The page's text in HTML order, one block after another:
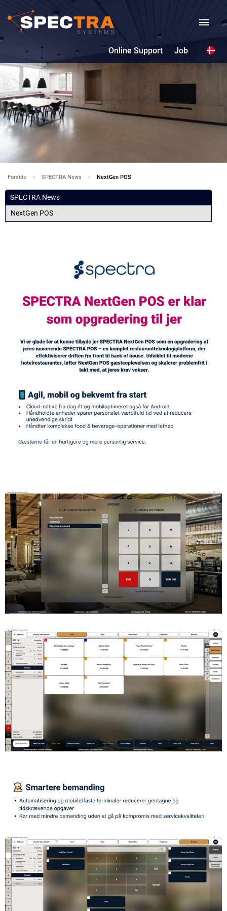
Job
Online Support
Forside SPECTRA News Current:
NextGen POS
SPECTRA News
NextGen POS